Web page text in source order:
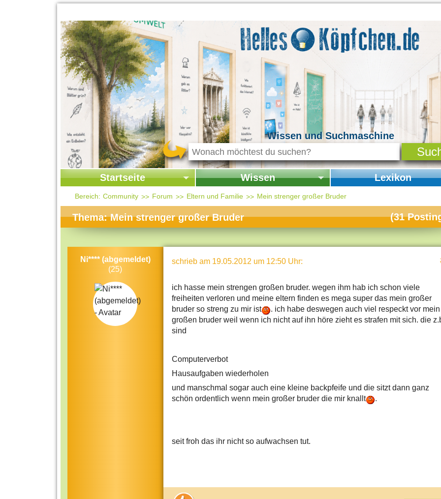
Wissen und Suchmaschine
Startseite
Startseite
Kontakt
Themen-Specials
Häufig gesucht
Beliebte Artikel
Wissen
Startseite Wissen
Geschichte & Kultur
Kolumne
Mensch & Natur
Gesellschaft & Politik
Universum
Kunst
Fragen und Antworten
Lexikon
Startseite Lexikon
Bereich: Community Forum Eltern und Familie Mein strenger großer Bruder
Thema: Mein strenger großer Bruder (31
Ni**** (abgemeldet)
(25)
schrieb am 19.05.2012 um 12:50 Uhr:
ich hasse mein strengen großen bruder. wegen ihm hab ich schon viele
freiheiten verloren und meine eltern finden es mega super das mein großer
bruder so streng zu mir ist
. ich habe deswegen auch viel respeckt vor mein
großen bruder weil wenn ich nicht auf ihn höre zieht es strafen mit sich. die
sind
Computerverbot
Hausaufgaben wiederholen
und manschmal sogar auch eine kleine backpfeife und die sitzt dann ganz
schön ordentlich wenn mein großer bruder die mir knallt
.
seit froh das ihr nicht so aufwachsen tut.